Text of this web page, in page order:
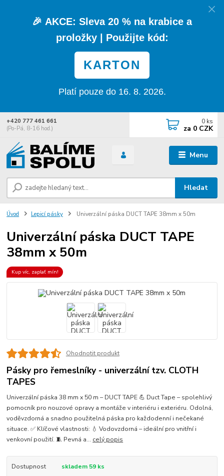
🎉 AKCE: Sleva 20 % na krabice a
proložky| Použijte kód:
KARTON
Platí pouze do 16. 8. 2026.
Menu
Hledat
+420 777 461 661
(Po-Pá, 8-16 hod.)
0 ks
za 0 CZK
Úvod Lepicí pásky Univerzální páska DUCT TAPE 38mm x 50m
Univerzální páska DUCT TAPE
38mm x 50m
Kup víc, zaplať mín!
Ohodnotit produkt
Pásky pro řemeslníky - univerzální tzv. CLOTH
TAPES
Univerzální páska 38 mm x 50 m – DUCT TAPE 💪 Duct Tape – spolehlivý
pomocník pro nouzové opravy a montáže v interiéru i exteriéru. Odolná,
voděvzdorná a snadno použitelná páska pro každodenní i nečekané
situace. ✅ Klíčové vlastnosti: 💧 Vodovzdorná – ideální pro vnitřní i
venkovní použití. 🧵 Pevná a... celý popis
Dostupnost
skladem 59 ks